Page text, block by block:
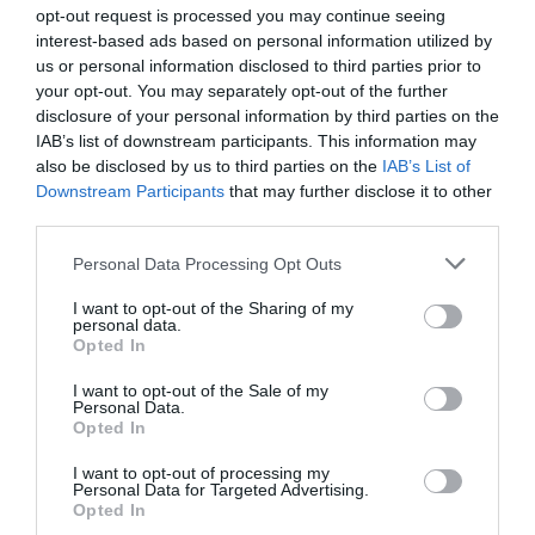
opt-out request is processed you may continue seeing
interest-based ads based on personal information utilized by
us or personal information disclosed to third parties prior to
your opt-out. You may separately opt-out of the further
disclosure of your personal information by third parties on the
IAB’s list of downstream participants. This information may
also be disclosed by us to third parties on the IAB’s List of
Downstream Participants that may further disclose it to other
Personal Data Processing Opt Outs
I want to opt-out of the Sharing of my
personal data.
Opted In
I want to opt-out of the Sale of my
Personal Data.
Opted In
I want to opt-out of processing my
Personal Data for Targeted Advertising.
Opted In
amb la productivitat adequada per sortir a
l'exterior encara no ho ha fet, per la qual cosa
espera que ho facin en els propers anys i segueixi
augmentant el volum d'empreses exportadores.
"Un creixement del 4% és un mínim, i es pot donar
per bastant segur", i ha augurat que les
importacions van a créixer a un ritme
previst que sigui mitjà-baix-, per la qual cosa es
mantindrà un saldo exterior positiu.
Salaris alts i més
productivitat